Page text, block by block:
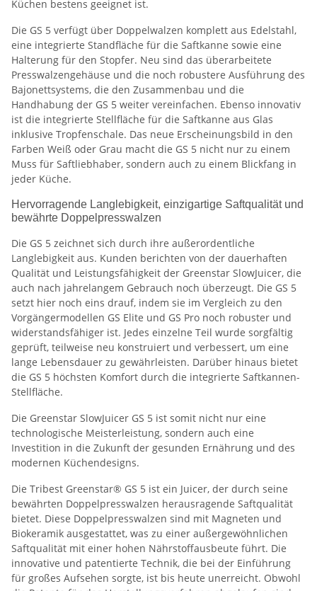
Küchen bestens geeignet ist.
Die GS 5 verfügt über Doppelwalzen komplett aus Edelstahl,
eine integrierte Standfläche für die Saftkanne sowie eine
Halterung für den Stopfer. Neu sind das überarbeitete
Presswalzengehäuse und die noch robustere Ausführung des
Bajonettsystems, die den Zusammenbau und die
Handhabung der GS 5 weiter vereinfachen. Ebenso innovativ
ist die integrierte Stellfläche für die Saftkanne aus Glas
inklusive Tropfenschale. Das neue Erscheinungsbild in den
Farben Weiß oder Grau macht die GS 5 nicht nur zu einem
Muss für Saftliebhaber, sondern auch zu einem Blickfang in
jeder Küche.
Hervorragende Langlebigkeit, einzigartige Saftqualität und
bewährte Doppelpresswalzen
Die GS 5 zeichnet sich durch ihre außerordentliche
Langlebigkeit aus. Kunden berichten von der dauerhaften
Qualität und Leistungsfähigkeit der Greenstar SlowJuicer, die
auch nach jahrelangem Gebrauch noch überzeugt. Die GS 5
setzt hier noch eins drauf, indem sie im Vergleich zu den
Vorgängermodellen GS Elite und GS Pro noch robuster und
widerstandsfähiger ist. Jedes einzelne Teil wurde sorgfältig
geprüft, teilweise neu konstruiert und verbessert, um eine
lange Lebensdauer zu gewährleisten. Darüber hinaus bietet
die GS 5 höchsten Komfort durch die integrierte Saftkannen-
Stellfläche.
Die Greenstar SlowJuicer GS 5 ist somit nicht nur eine
technologische Meisterleistung, sondern auch eine
Investition in die Zukunft der gesunden Ernährung und des
modernen Küchendesigns.
Die Tribest Greenstar® GS 5 ist ein Juicer, der durch seine
bewährten Doppelpresswalzen herausragende Saftqualität
bietet. Diese Doppelpresswalzen sind mit Magneten und
Biokeramik ausgestattet, was zu einer außergewöhnlichen
Saftqualität mit einer hohen Nährstoffausbeute führt. Die
innovative und patentierte Technik, die bei der Einführung
für großes Aufsehen sorgte, ist bis heute unerreicht. Obwohl